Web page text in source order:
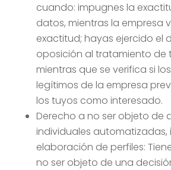
cuando: impugnes la
datos, mientras la empresa
exactitud; hayas ejercido el
oposición al tratamiento de
mientras que se verifica si
legítimos de la empresa
los tuyos como interesado.
Derecho a no ser objeto de
individuales automatizadas,
elaboración de perfiles:
no ser objeto de una